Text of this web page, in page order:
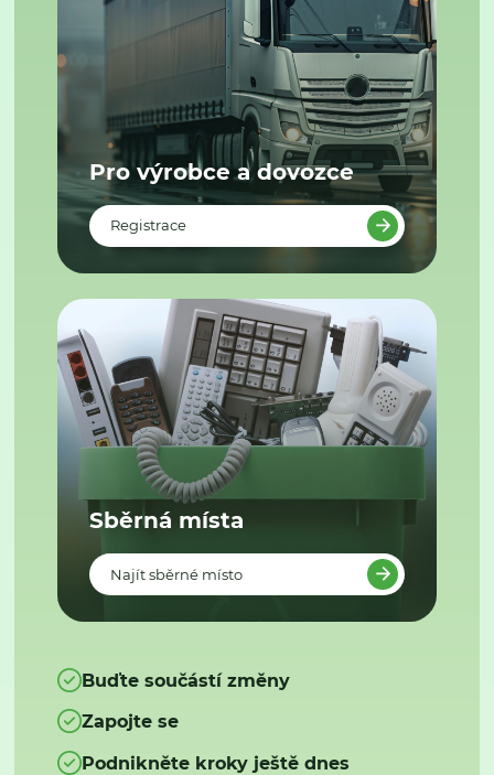
Pro výrobce a dovozce
Registrace
Sběrná místa
Najít sběrné místo
Buďte součástí změny
Zapojte se
Podnikněte kroky ještě dnes